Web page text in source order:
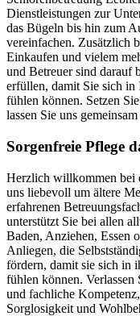
Dienstleistungen zur
das Bügeln bis hin zum
vereinfachen. Zusätzlich
Einkaufen und vielem
und Betreuer sind darauf
erfüllen, damit Sie sich in
fühlen können. Setzen
lassen Sie uns
Sorgenfreie Pflege
Herzlich willkommen bei
uns liebevoll um ältere
erfahrenen
unterstützt Sie bei allen
Baden, Anziehen, Essen
Anliegen, die
fördern, damit sie sich in
fühlen können.
und fachliche
Sorglosigkeit und